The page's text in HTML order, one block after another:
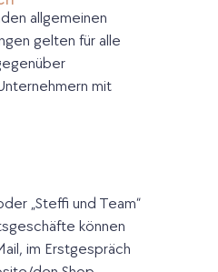
allgemeinen
gelten für alle
mit
„Steffi und Team“
können
im Erstgespräch